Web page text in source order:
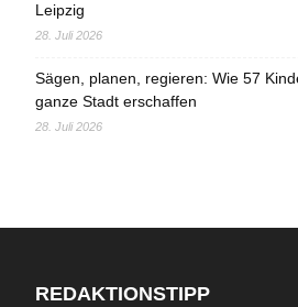
Leipzig
28. Juli 2026
Sägen, planen, regieren: Wie 57
ganze Stadt erschaffen
28. Juli 2026
REDAKTIONSTIPP